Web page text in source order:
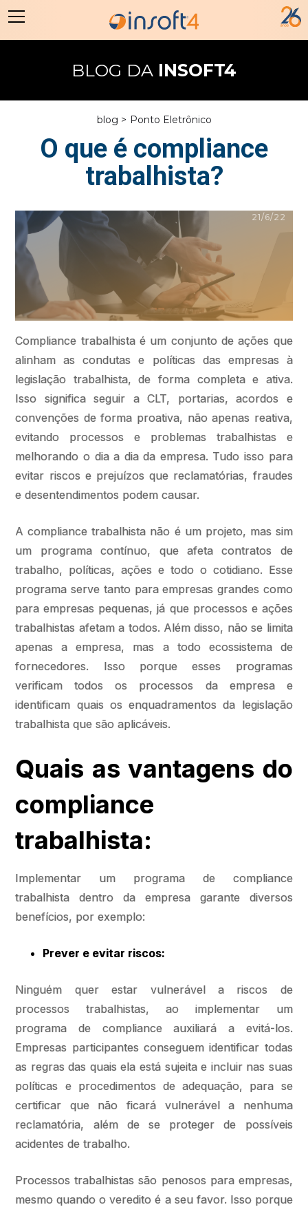
BLOG DAINSOFT4
blog > Ponto Eletrônico
O que é compliance
trabalhista?
21/6/22
Compliance trabalhista é um conjunto de ações que
alinham as condutas e políticas das empresas à
legislação trabalhista, de forma completa e ativa.
Isso significa seguir a CLT, portarias, acordos e
convenções de forma proativa, não apenas reativa,
evitando processos e problemas trabalhistas e
melhorando o dia a dia da empresa. Tudo isso para
evitar riscos e prejuízos que reclamatórias, fraudes
e desentendimentos podem causar.
A compliance trabalhista não é um projeto, mas sim
um programa contínuo, que afeta contratos de
trabalho, políticas, ações e todo o cotidiano. Esse
programa serve tanto para empresas grandes como
para empresas pequenas, já que processos e ações
trabalhistas afetam a todos. Além disso, não se limita
apenas a empresa, mas a todo ecossistema de
fornecedores. Isso porque esses programas
verificam todos os processos da empresa e
identificam quais os enquadramentos da legislação
trabalhista que são aplicáveis.
Quais as vantagens do
compliance
trabalhista:
Implementar um programa de compliance
trabalhista dentro da empresa garante diversos
benefícios, por exemplo:
Prever e evitar riscos:
Ninguém quer estar vulnerável a riscos de
processos trabalhistas, ao implementar um
programa de compliance auxiliará a evitá-los.
Empresas participantes conseguem identificar todas
as regras das quais ela está sujeita e incluir nas suas
políticas e procedimentos de adequação, para se
certificar que não ficará vulnerável a nenhuma
reclamatória, além de se proteger de possíveis
acidentes de trabalho.
Processos trabalhistas são penosos para empresas,
mesmo quando o veredito é a seu favor. Isso porque